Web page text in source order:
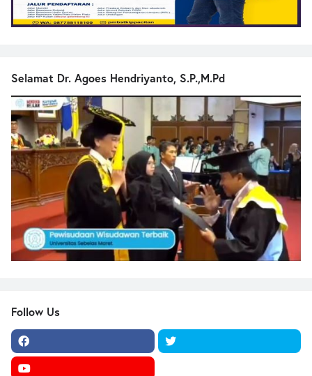
Selamat Dr. Agoes Hendriyanto, S.P.,M.Pd
Follow Us